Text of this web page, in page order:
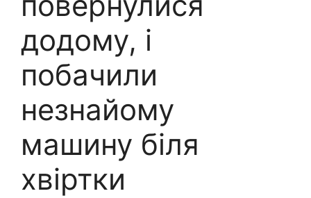
додому, і
побачили
незнайому
машину біля
хвіртки